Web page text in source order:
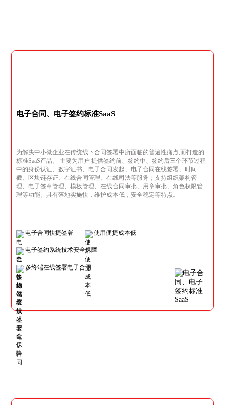
电子合同、电子签约标准SaaS
为解决中小微企业在传统线下合同签署中所面临的普遍性痛点,而打造的
标准SaaS产品。 主要为用户 提供签约前、签约中、签约后三个环节过程
中的身份认证、数字证书、电子合同发起、电子合同在线签署、时间
戳、区块链存证、在线合同管理、在线司法等服务；支持组织架构管
理、电子签章管理、模板管理、在线合同审批、用章审批、角色权限管
理等功能。具有落地实施快，维护成本低，安全稳定等特点。
电子合同快捷签署 使用便捷成本低
电子签约系统技术安全保障
多终端在线签署电子合同